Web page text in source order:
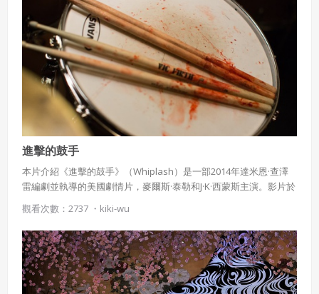
進擊的鼓手
本片介紹《進擊的鼓手》（Whiplash）是一部2014年達米恩·查澤
雷編劇並執導的美國劇情片，麥爾斯·泰勒和J·K·西蒙斯主演。影片於
2014年1月16日在日舞影展上首映並贏得評審團大獎。
觀看次數：2737 ・ kiki-wu